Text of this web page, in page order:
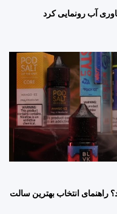
آب رونمایی کرد
راهنمای انتخاب بهترین سالت